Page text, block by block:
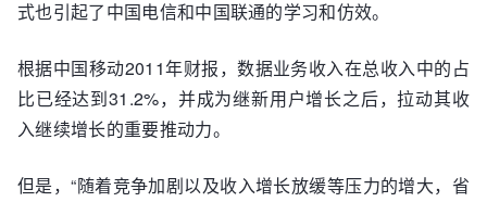
式也引起了中国电信和中国联通的学习和仿效。
根据中国移动2011年财报，数据业务收入在总收入中的占
比已经达到31.2%，并成为继新用户增长之后，拉动其收
入继续增长的重要推动力。
但是，“随着竞争加剧以及收入增长放缓等压力的增大，省